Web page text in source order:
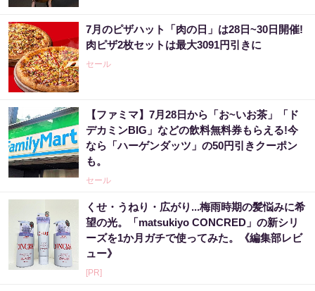
7月のピザハット「肉の日」は28日~30日開催!
肉ピザ2枚セットは最大3091円引きに
セール
【ファミマ】7月28日から「お~いお茶」「ド
デカミンBIG」などの飲料無料券もらえる!今
なら「ハーゲンダッツ」の50円引きクーポン
も。
セール
くせ・うねり・広がり...梅雨時期の髪悩みに希
望の光。「matsukiyo CONCRED」の新シリ
ーズを1か月ガチで使ってみた。《編集部レビ
ュー》
[PR]